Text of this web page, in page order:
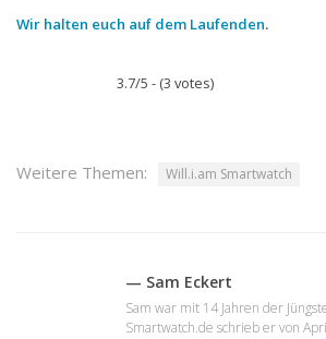
Wir halten euch auf dem Laufenden.
3.7/5 - (3 votes)
Weitere Themen: Will.i.am Smartwatch
— Sam Eckert
Sam war mit 14 Jahren der
Smartwatch.de schrieb er von